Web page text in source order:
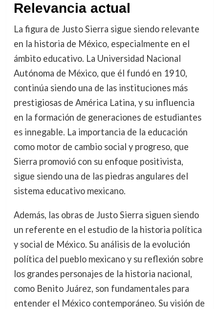
Relevancia actual
La figura de Justo Sierra sigue siendo relevante
en la historia de México, especialmente en el
ámbito educativo. La Universidad Nacional
Autónoma de México, que él fundó en 1910,
continúa siendo una de las instituciones más
prestigiosas de América Latina, y su influencia
en la formación de generaciones de estudiantes
es innegable. La importancia de la educación
como motor de cambio social y progreso, que
Sierra promovió con su enfoque positivista,
sigue siendo una de las piedras angulares del
sistema educativo mexicano.
Además, las obras de Justo Sierra siguen siendo
un referente en el estudio de la historia política
y social de México. Su análisis de la evolución
política del pueblo mexicano y su reflexión sobre
los grandes personajes de la historia nacional,
como Benito Juárez, son fundamentales para
entender el México contemporáneo. Su visión de